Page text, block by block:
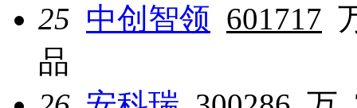
25 中创智领 601717
品